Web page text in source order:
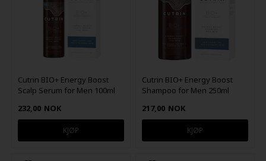
Cutrin BIO+ Energy Boost
Scalp Serum for Men 100ml
232,00 NOK
Cutrin BIO+ Energy Boost
Shampoo for Men 250ml
217,00 NOK